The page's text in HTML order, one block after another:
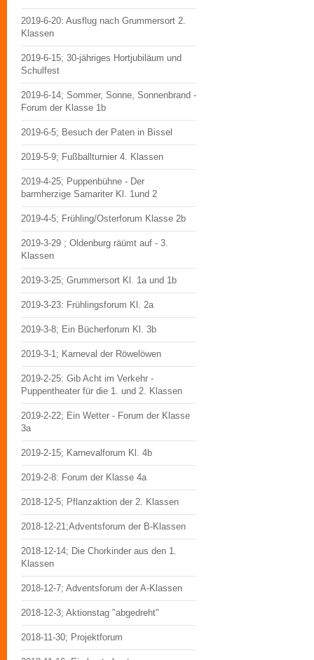
2019-6-20: Ausflug nach Grummersort 2.
Klassen
2019-6-15; 30-jähriges Hortjubiläum und
Schulfest
2019-6-14; Sommer, Sonne, Sonnenbrand -
Forum der Klasse 1b
2019-6-5; Besuch der Paten in Bissel
2019-5-9; Fußballturnier 4. Klassen
2019-4-25; Puppenbühne - Der
barmherzige Samariter Kl. 1und 2
2019-4-5; Frühling/Osterforum Klasse 2b
2019-3-29 ; Oldenburg räümt auf - 3.
Klassen
2019-3-25; Grummersort Kl. 1a und 1b
2019-3-23: Frühlingsforum Kl. 2a
2019-3-8; Ein Bücherforum Kl. 3b
2019-3-1; Karneval der Röwelöwen
2019-2-25: Gib Acht im Verkehr -
Puppentheater für die 1. und 2. Klassen
2019-2-22; Ein Wetter - Forum der Klasse
3a
2019-2-15; Karnevalforum Kl. 4b
2019-2-8: Forum der Klasse 4a
2018-12-5; Pflanzaktion der 2. Klassen
2018-12-21;Adventsforum der B-Klassen
2018-12-14; Die Chorkinder aus den 1.
Klassen
2018-12-7; Adventsforum der A-Klassen
2018-12-3; Aktionstag "abgedreht"
2018-11-30; Projektforum